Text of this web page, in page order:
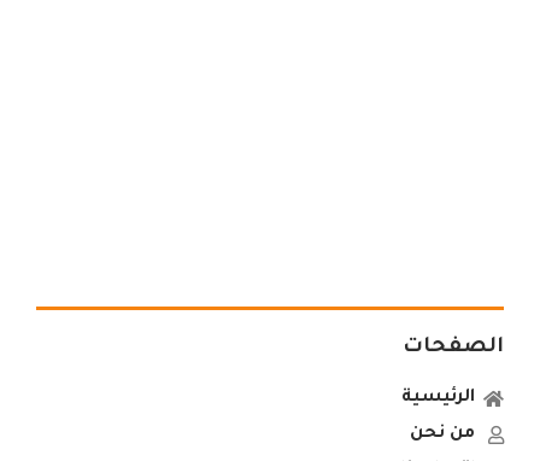
الصفحات
الرئيسية
من نحن